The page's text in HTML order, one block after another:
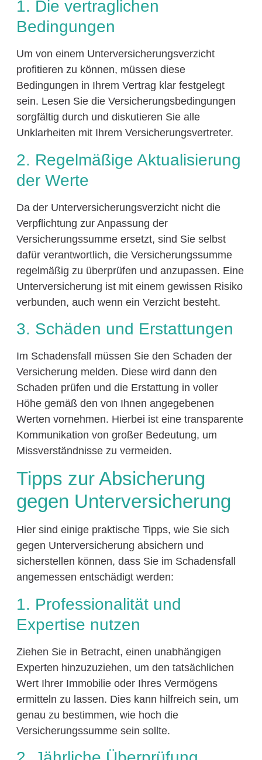
1. Die vertraglichen
Bedingungen
Um von einem Unterversicherungsverzicht
profitieren zu können, müssen diese
Bedingungen in Ihrem Vertrag klar festgelegt
sein. Lesen Sie die Versicherungsbedingungen
sorgfältig durch und diskutieren Sie alle
Unklarheiten mit Ihrem Versicherungsvertreter.
2. Regelmäßige Aktualisierung
der Werte
Da der Unterversicherungsverzicht nicht die
Verpflichtung zur Anpassung der
Versicherungssumme ersetzt, sind Sie selbst
dafür verantwortlich, die Versicherungssumme
regelmäßig zu überprüfen und anzupassen. Eine
Unterversicherung ist mit einem gewissen Risiko
verbunden, auch wenn ein Verzicht besteht.
3. Schäden und Erstattungen
Im Schadensfall müssen Sie den Schaden der
Versicherung melden. Diese wird dann den
Schaden prüfen und die Erstattung in voller
Höhe gemäß den von Ihnen angegebenen
Werten vornehmen. Hierbei ist eine transparente
Kommunikation von großer Bedeutung, um
Missverständnisse zu vermeiden.
Tipps zur Absicherung
gegen Unterversicherung
Hier sind einige praktische Tipps, wie Sie sich
gegen Unterversicherung absichern und
sicherstellen können, dass Sie im Schadensfall
angemessen entschädigt werden:
1. Professionalität und
Expertise nutzen
Ziehen Sie in Betracht, einen unabhängigen
Experten hinzuzuziehen, um den tatsächlichen
Wert Ihrer Immobilie oder Ihres Vermögens
ermitteln zu lassen. Dies kann hilfreich sein, um
genau zu bestimmen, wie hoch die
Versicherungssumme sein sollte.